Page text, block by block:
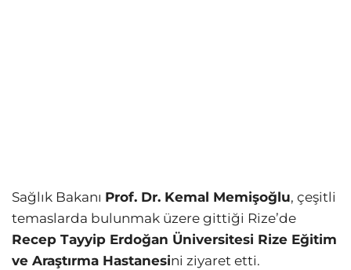
Sağlık Bakanı Prof. Dr. Kemal Memişoğlu, çeşitli
temaslarda bulunmak üzere gittiği Rize’de
Recep Tayyip Erdoğan Üniversitesi Rize Eğitim
ve Araştırma Hastanesini ziyaret etti.